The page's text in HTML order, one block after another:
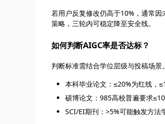
若用户反复修改仍高于10%，通常因
策略，三轮内可稳定降至安全线。
如何判断AIGC率是否达标？
判断标准需结合学位层级与投稿场
本科毕业论文：≤20%为红线，
硕博论文：985高校普遍要求
SCI/EI期刊：>5%可能触发方法